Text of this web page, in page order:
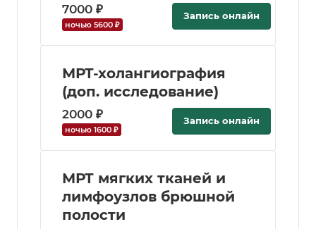
7000 ₽
ночью 5600 ₽
Запись онлайн
МРТ-холангиография
(доп. исследование)
2000 ₽
ночью 1600 ₽
Запись онлайн
МРТ мягких тканей и
лимфоузлов брюшной
полости